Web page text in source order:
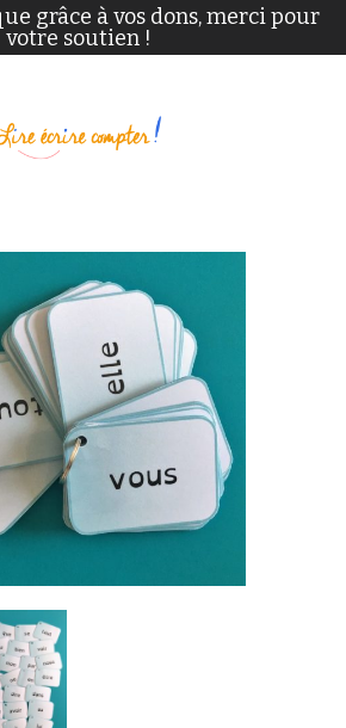
grâce à vos dons, merci pour
votre soutien !